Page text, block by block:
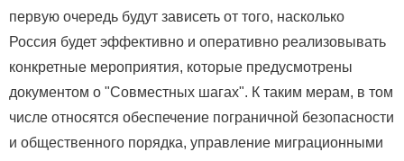
первую очередь будут зависеть от того, насколько
Россия будет эффективно и оперативно реализовывать
конкретные мероприятия, которые предусмотрены
документом о "Совместных шагах". К таким мерам, в том
числе относятся обеспечение пограничной безопасности
и общественного порядка, управление миграционными